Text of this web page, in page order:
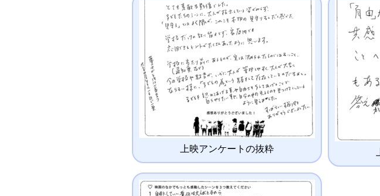
上映アンケートの抜粋